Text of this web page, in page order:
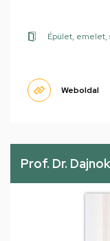
Épület, emelet,
Weboldal
Prof. Dr.